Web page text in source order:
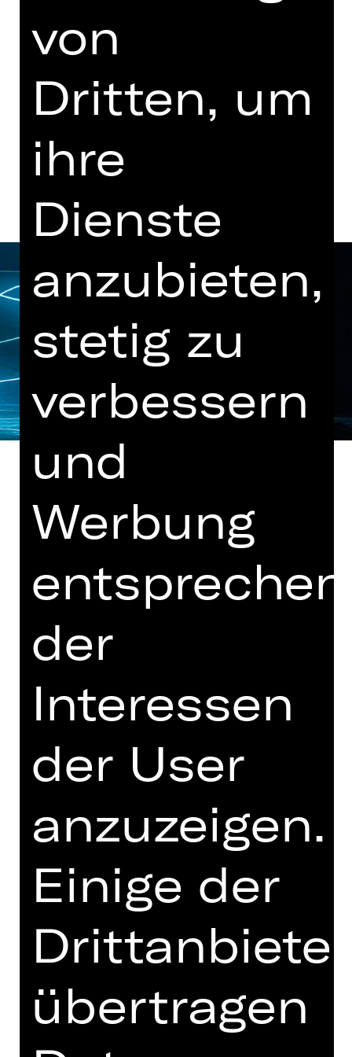
18.30 Uhr Einführung
Abo Q, Q1, Q2
Termine und Besetzung
„Lux Tenebris“ von Rafael Bonachela,
„Tilt“ von Goyo Montero
Musik von Nick Wales, Robin Fox und
Owen Belton
Innovativ, vielseitig, relevant: In der
Montero eine Uraufführung der
preisgekrönten australischen
elektrisierenden Tanzstück „Lux
Tenebris“, 2016 von Rafael Bonachela
einem stilübergreifenden Musikmix
des Komponisten Nick Wales
geschaffen. Das choreografische
Vokabular von Stephanie Lake, die
ihre eigene Compagnie in Melbourne
leitet, erfordert von Tänzer*innen ihrer
Stücke Mut und Lust auf neuartige
Kombinationen aus Rhythmik und
ist europaweit die erste Compagnie,
der die renommierte Künstlerin eine
von
Dritten, um
ihre
Dienste
anzubieten,
stetig zu
verbessern
und
Werbung
der
Interessen
der User
anzuzeigen.
Einige der
Drittanbieter
übertragen